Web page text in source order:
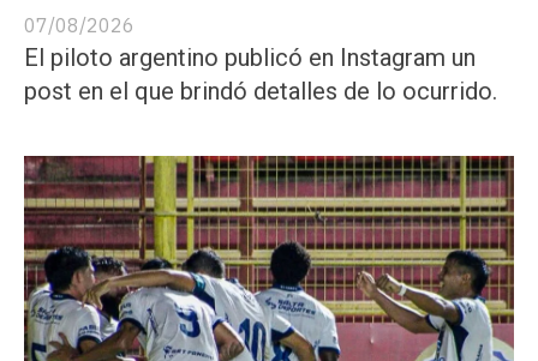
07/08/2026
El piloto argentino publicó en Instagram un
post en el que brindó detalles de lo ocurrido.